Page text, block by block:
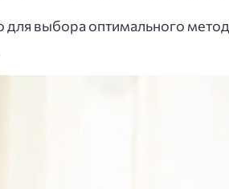
выбора оптимального